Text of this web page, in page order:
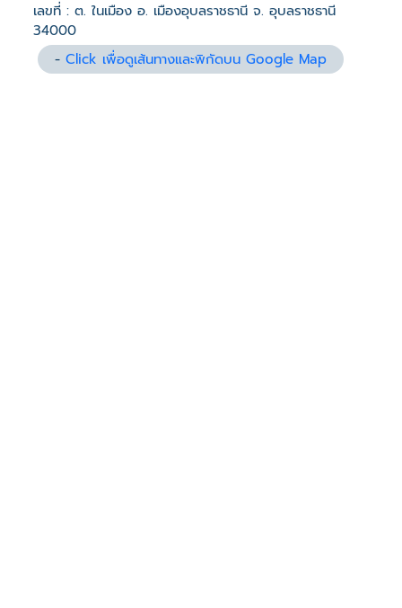
เลขที่ : ต. ในเมือง อ. เมืองอุบลราชธานี จ. อุบลราชธานี
34000
-Click เพื่อดูเส้นทางและพิกัดบน Google Map